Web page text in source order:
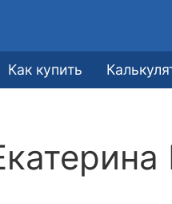
Как купить